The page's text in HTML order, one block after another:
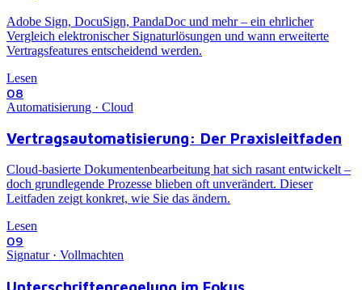
Adobe Sign, DocuSign, PandaDoc und mehr – ein ehrlicher
Vergleich elektronischer Signaturlösungen und wann erweiterte
Vertragsfeatures entscheidend werden.
Lesen
08
Automatisierung · Cloud
Vertragsautomatisierung: Der Praxisleitfaden
Cloud-basierte Dokumentenbearbeitung hat sich rasant entwickelt –
doch grundlegende Prozesse blieben oft unverändert. Dieser
Leitfaden zeigt konkret, wie Sie das ändern.
Lesen
09
Signatur · Vollmachten